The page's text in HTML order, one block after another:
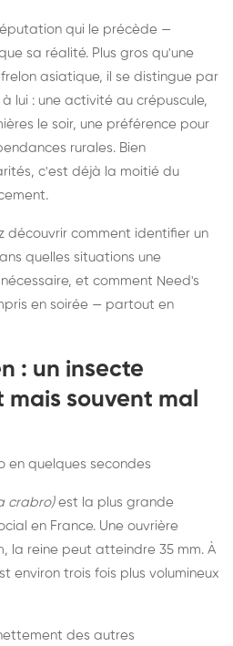
qui le précède —
sa réalité. Plus gros qu'une
asiatique, il se distingue par
lui : une activité au crépuscule,
le soir, une préférence pour
rurales. Bien
c'est déjà la moitié du
découvrir comment identifier un
quelles situations une
et comment Need's
en soirée — partout en
: un insecte
souvent mal
en quelques secondes
crabro)est la plus grande
en France. Une ouvrière
la reine peut atteindre 35 mm. À
environ trois fois plus volumineux
des autres